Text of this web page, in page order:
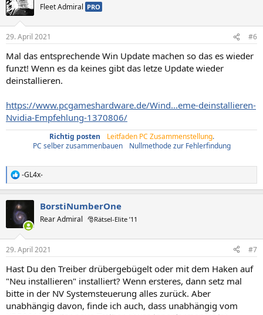
Fleet Admiral PRO
29. April 2021 #6
Mal das entsprechende Win Update machen so das es wieder
funzt! Wenn es da keines gibt das letze Update wieder
deinstallieren.
https://www.pcgameshardware.de/Wind...eme-deinstallieren-
Nvidia-Empfehlung-1370806/
Richtig posten Leitfaden PC Zusammenstellung.
PC selber zusammenbauen
Nullmethode zur Fehlerfindung
R
e
e
:
-GL4x-
BorstiNumberOne
Rear Admiral 🎅Rätsel-Elite ’11
29. April 2021 #7
Hast Du den Treiber drübergebügelt oder mit dem Haken auf
"Neu installieren" installiert? Wenn ersteres, dann setz mal
bitte in der NV Systemsteuerung alles zurück. Aber
unabhängig davon, finde ich auch, dass unabhängig vom